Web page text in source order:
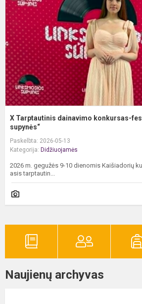
X Tarptautinis dainavimo konkursas-
supynės“
Paskelbta: 2026-05-13
Kategorija: Didžiuojamės
2026 m. gegužės 9-10 dienomis Kaišiadorių
asis tarptautin...
Naujienų archyvas